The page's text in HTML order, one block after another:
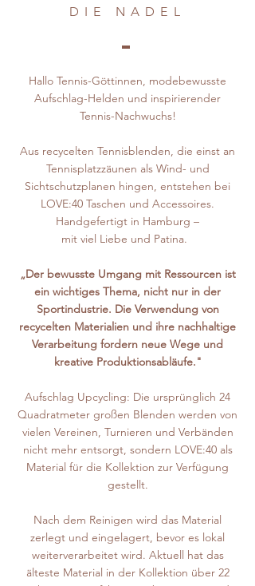
DIE NADEL
Hallo Tennis-Göttinnen, modebewusste
Aufschlag-Helden und inspirierender
Tennis-Nachwuchs!
Aus recycelten Tennisblenden, die einst an
Tennisplatzzäunen als Wind- und
Sichtschutzplanen hingen, entstehen bei
LOVE:40 Taschen und Accessoires.
Handgefertigt in Hamburg –
mit viel Liebe und Patina.
„Der bewusste Umgang mit Ressourcen ist
ein wichtiges Thema, nicht nur in der
Sportindustrie. Die Verwendung von
recycelten Materialien und ihre nachhaltige
Verarbeitung fordern neue Wege und
kreative Produktionsabläufe."
Aufschlag Upcycling: Die ursprünglich 24
Quadratmeter großen Blenden werden von
vielen Vereinen, Turnieren und Verbänden
nicht mehr entsorgt, sondern LOVE:40 als
Material für die Kollektion zur Verfügung
gestellt.
Nach dem Reinigen wird das Material
zerlegt und eingelagert, bevor es lokal
weiterverarbeitet wird. Aktuell hat das
älteste Material in der Kollektion über 22